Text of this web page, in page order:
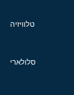
טלוויזיה
סלולארי